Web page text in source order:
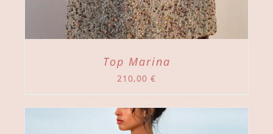
Top Marina
210,00 €